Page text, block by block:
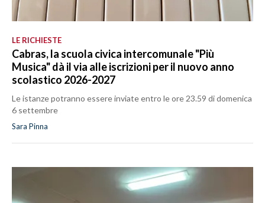
LE RICHIESTE
Cabras, la scuola civica intercomunale "Più
Musica" dà il via alle iscrizioni per il nuovo anno
scolastico 2026-2027
Le istanze potranno essere inviate entro le ore 23.59 di domenica
6 settembre
Sara Pinna